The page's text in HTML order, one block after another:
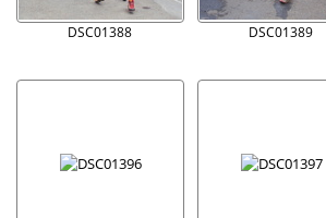
DSC01388 DSC01389